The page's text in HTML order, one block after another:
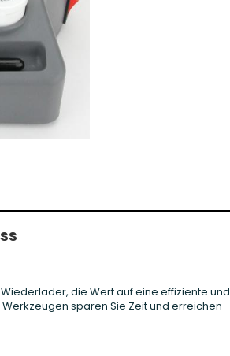
die Wert auf eine effiziente und
sparen Sie Zeit und erreichen